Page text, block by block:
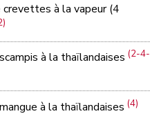
crevettes à la vapeur (4
à la thaïlandaises(2-4-
à la thaïlandaises(4)